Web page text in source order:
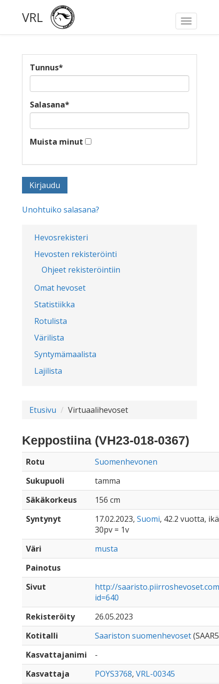
Toggle
VRL
Hevosrekisteri
Hevosten rekisteröinti
Ohjeet rekisteröintiin
Omat hevoset
Statistiikka
Rotulista
Värilista
Syntymämaalista
Lajilista
Tunnus*
Salasana*
Muista minut
Unohtuiko salasana?
Etusivu Virtuaalihevoset
Keppostiina (VH23-018-0367)
Rotu
Suomenhevonen
Sukupuoli
tamma
Säkäkorkeus
156 cm
Syntynyt
17.02.2023, Suomi, 42.2 vuotta,
30pv = 1v
Väri
musta
Painotus
Sivut
http://
id=640
Rekisteröity
26.05.2023
Kotitalli
Saariston suomenhevoset
Kasvattajanimi
-
Kasvattaja
POYS3768, VRL-00345